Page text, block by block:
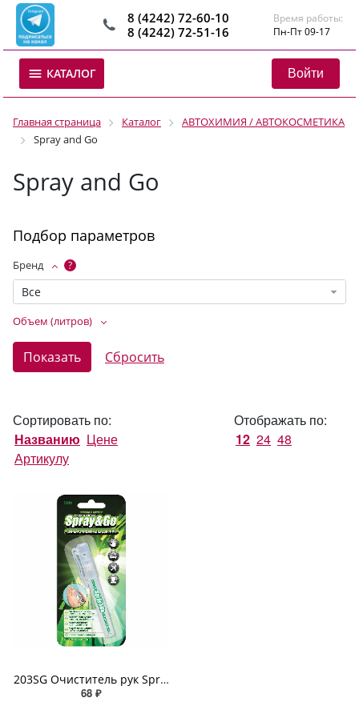
8 (4242) 72-60-10
8 (4242) 72-51-16
Время работы:
Пн-Пт 09-17
КАТАЛОГ Войти
Главная страница Каталог
АВТОХИМИЯ / АВТОКОСМЕТИКА
Spray and Go
Spray and Go
Подбор параметров
Бренд ?
Все
Объем (литров)
Сортировать по:
Названию Цене
Артикулу
Отображать по:
12 24 48
203SG Очиститель рук Spray Go 5мл
68 ₽